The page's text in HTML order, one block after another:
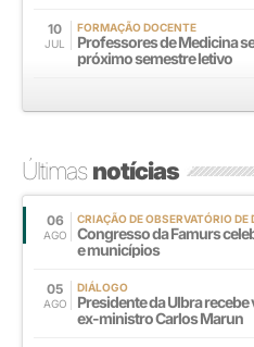
10
JUL
FORMAÇÃO DOCENTE
Professores de Medicina
próximo semestre letivo
Últimasnotícias
06
AGO
CRIAÇÃO DE OBSERVATÓRIO DE
Congresso da Famurs
e municípios
05
AGO
DIÁLOGO
Presidente da Ulbra
ex-ministro Carlos Marun